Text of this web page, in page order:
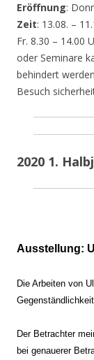
Eröffnung:
Zeit: 13.08. –
Fr. 8.30 – 14.00
oder Seminare
behindert
Besuch
2020 1.
Ausstellung:
Die Arbeiten von
Der Betrachter
bei genauerer